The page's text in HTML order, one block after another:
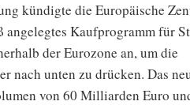
kündigte die Europäische
Kaufprogramm für
der Eurozone an, um die
nach unten zu drücken. Das
von 60 Milliarden Euro